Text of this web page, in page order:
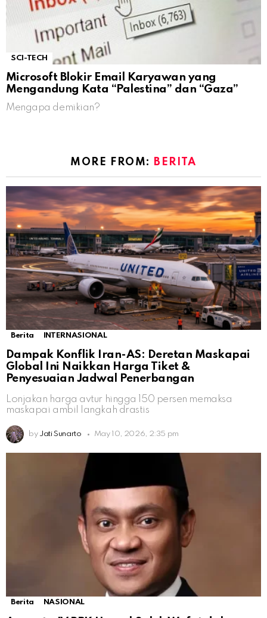
SCI-TECH
Microsoft Blokir Email Karyawan yang
Mengandung Kata “Palestina” dan “Gaza”
Mengapa demikian?
MORE FROM: BERITA
Berita INTERNASIONAL
Dampak Konflik Iran-AS: Deretan Maskapai
Global Ini Naikkan Harga Tiket &
Penyesuaian Jadwal Penerbangan
Lonjakan harga avtur hingga 150 persen memaksa
maskapai ambil langkah drastis
by Jati Sunarto May 10, 2026, 2:35 pm
Berita NASIONAL